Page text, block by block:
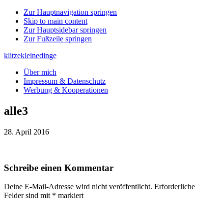
Zur Hauptnavigation springen
Skip to main content
Zur Hauptsidebar springen
Zur Fußzeile springen
klitzekleinedinge
Über mich
Impressum & Datenschutz
Werbung & Kooperationen
alle3
28. April 2016
Leser-
Schreibe einen Kommentar
Deine E-Mail-Adresse wird nicht veröffentlicht. Erforderliche
Felder sind mit * markiert